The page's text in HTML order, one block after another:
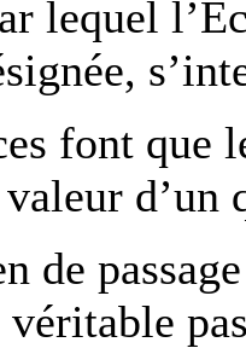
lequel
font que
d’un
de
véritable